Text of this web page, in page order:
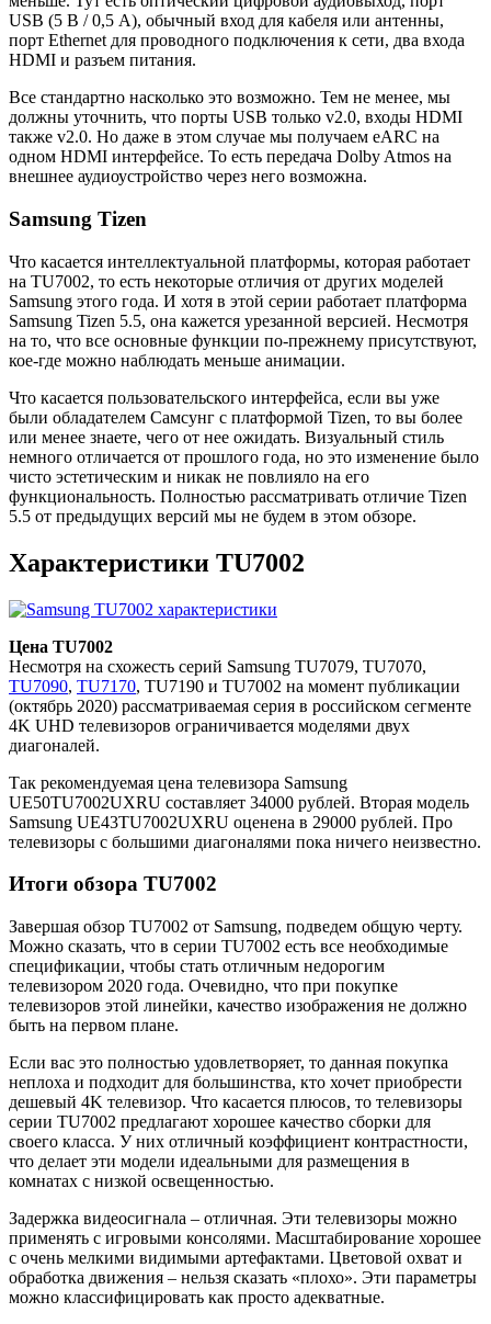
USB (5 В / 0,5 А), обычный вход для кабеля или антенны,
порт Ethernet для проводного подключения к сети, два входа
HDMI и разъем питания.
Все стандартно насколько это возможно. Тем не менее, мы
должны уточнить, что порты USB только v2.0, входы HDMI
также v2.0. Но даже в этом случае мы получаем eARC на
одном HDMI интерфейсе. То есть передача Dolby Atmos на
внешнее аудиоустройство через него возможна.
Samsung Tizen
Что касается интеллектуальной платформы, которая работает
на TU7002, то есть некоторые отличия от других моделей
Samsung этого года. И хотя в этой серии работает платформа
Samsung Tizen 5.5, она кажется урезанной версией. Несмотря
на то, что все основные функции по-прежнему присутствуют,
кое-где можно наблюдать меньше анимации.
Что касается пользовательского интерфейса, если вы уже
были обладателем Самсунг с платформой Tizen, то вы более
или менее знаете, чего от нее ожидать. Визуальный стиль
немного отличается от прошлого года, но это изменение было
чисто эстетическим и никак не повлияло на его
функциональность. Полностью рассматривать отличие Tizen
5.5 от предыдущих версий мы не будем в этом обзоре.
Характеристики TU7002
Цена TU7002
Несмотря на схожесть серий Samsung TU7079, TU7070,
TU7090, TU7170, TU7190 и TU7002 на момент публикации
(октябрь 2020) рассматриваемая серия в российском сегменте
4K UHD телевизоров ограничивается моделями двух
диагоналей.
Так рекомендуемая цена телевизора Samsung
UE50TU7002UXRU составляет 34000 рублей. Вторая модель
Samsung UE43TU7002UXRU оценена в 29000 рублей. Про
телевизоры с большими диагоналями пока ничего неизвестно.
Итоги обзора TU7002
Завершая обзор TU7002 от Samsung, подведем общую черту.
Можно сказать, что в серии TU7002 есть все необходимые
спецификации, чтобы стать отличным недорогим
телевизором 2020 года. Очевидно, что при покупке
телевизоров этой линейки, качество изображения не должно
быть на первом плане.
Если вас это полностью удовлетворяет, то данная покупка
неплоха и подходит для большинства, кто хочет приобрести
дешевый 4K телевизор. Что касается плюсов, то телевизоры
серии TU7002 предлагают хорошее качество сборки для
своего класса. У них отличный коэффициент контрастности,
что делает эти модели идеальными для размещения в
комнатах с низкой освещенностью.
Задержка видеосигнала – отличная. Эти телевизоры можно
применять с игровыми консолями. Масштабирование хорошее
с очень мелкими видимыми артефактами. Цветовой охват и
обработка движения – нельзя сказать «плохо». Эти параметры
можно классифицировать как просто адекватные.